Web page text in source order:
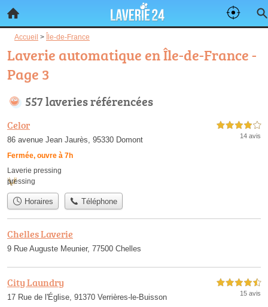
Accueil > Île-de-France
Laverie automatique en Île-de-France -
Page 3
557 laveries référencées
Celor
86 avenue Jean Jaurès, 95330 Domont
Fermée, ouvre à 7h
4,0 étoiles sur 5
14 avis
Laverie pressing
pressing
Horaires Téléphone
Chelles Laverie
9 Rue Auguste Meunier, 77500 Chelles
City Laundry
17 Rue de l'Église, 91370 Verrières-le-Buisson
4,5 étoiles sur 5
15 avis